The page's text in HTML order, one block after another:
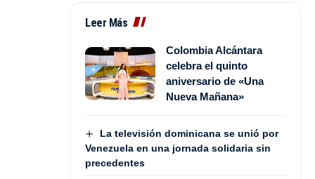
Leer Más
Colombia Alcántara
celebra el quinto
aniversario de «Una
Nueva Mañana»
La televisión dominicana se unió por
Venezuela en una jornada solidaria sin
precedentes